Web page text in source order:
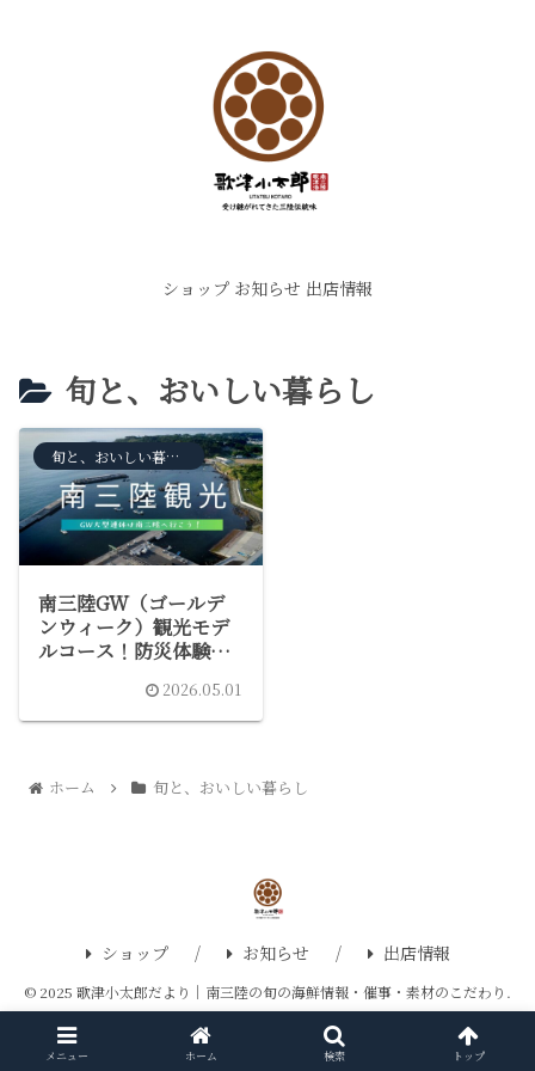
ショップ お知らせ 出店情報
旬と、おいしい暮らし
旬と、おいしい暮らし
南三陸GW（ゴールデ
ンウィーク）観光モデ
ルコース！防災体験と
太郎の海鮮お土産2026.05.01
ホーム 旬と、おいしい暮らし
ショップ お知らせ 出店情報
© 2025 歌津小太郎だより｜南三陸の旬の海鮮情報・催事・素材のこだわり.
メニュー ホーム 検索 トップ